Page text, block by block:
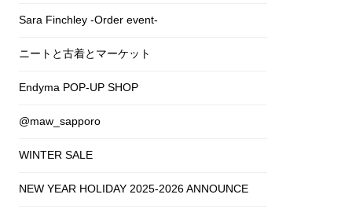
Sara Finchley -Order event-
ニートと古着とマーケット
Endyma POP-UP SHOP
@maw_sapporo
WINTER SALE
NEW YEAR HOLIDAY 2025-2026 ANNOUNCE